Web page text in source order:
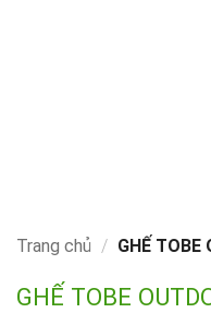
Trang chủ / GHẾ TOBE
GHẾ TOBE